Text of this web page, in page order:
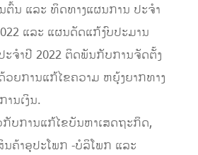
ຕົ້ນ ແລະ ທິດທາງແຜນການ ປະຈຳ
ແລະ ແຜນດັດແກ້ງົບປະມານ
ະຈໍາປີ 2022 ຕິດພັນກັບການຈັດຕັ້ງ
ວຍການແກ້ໄຂຄວາມ ຫຍຸ້ງຍາກທາງ
ນເງິນ.
ກັບການແກ້ໄຂບັນຫາເສດຖະກິດ,
ນຄ້າອຸປະໂພກ -ບໍລິໂພກ ແລະ